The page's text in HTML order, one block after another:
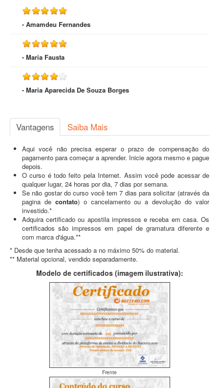
- Amamdeu Fernandes
- Maria Fausta
- Maria Aparecida De Souza Borges
Vantagens Saiba Mais
Aqui você não precisa esperar o prazo de compensação do
pagamento para começar a aprender. Inicie agora mesmo e pague
depois.
O curso é todo feito pela Internet. Assim você pode acessar de
qualquer lugar, 24 horas por dia, 7 dias por semana.
Se não gostar do curso você tem 7 dias para solicitar (através da
pagina de contato) o cancelamento ou a devolução do valor
investido.*
Adquira certificado ou apostila impressos e receba em casa. Os
certificados são impressos em papel de gramatura diferente e
com marca d'água.**
* Desde que tenha acessado a no máximo 50% do material.
** Material opcional, vendido separadamente.
Modelo de certificados (imagem ilustrativa):
Frente